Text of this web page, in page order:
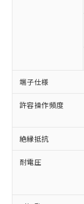
端子仕様
許容操作頻度
絶縁抵抗
耐電圧
以下の
ご利用
(
対応予
非含有
定はあ
調査・
非含有
非該当
害物質
仕入先
いたも
むを得
鉛(Pb)
六価クロ
類(PBB)
(PBDE)
※1 中
「○」
基準値
「×」：
基準値
「－」
い合わせ
*中国
Pb(鉛)
Cr(Ⅵ)(六